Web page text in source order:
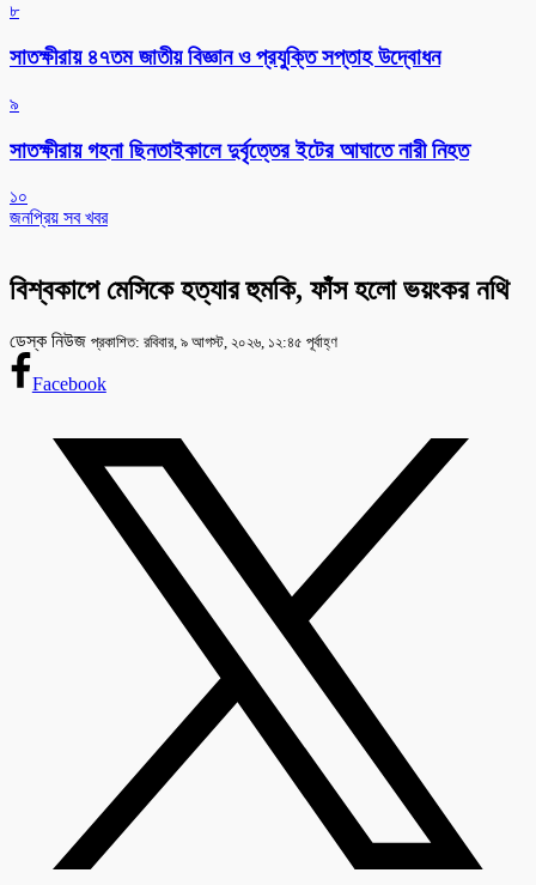
৮
সাতক্ষীরায় ৪৭তম জাতীয় বিজ্ঞান ও প্রযুক্তি সপ্তাহ উদ্বোধন
৯
সাতক্ষীরায় গহনা ছিনতাইকালে দুর্বৃত্তের ইটের আঘাতে নারী নিহত
১০
জনপ্রিয় সব খবর
বিশ্বকাপে মেসিকে হত্যার হুমকি, ফাঁস হলো ভয়ংকর নথি
ডেস্ক নিউজ প্রকাশিত: রবিবার, ৯ আগস্ট, ২০২৬, ১২:৪৫ পূর্বাহ্ণ
Facebook